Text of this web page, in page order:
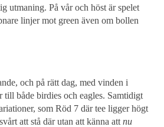
utmaning. På vår och höst är spelet
linjer mot green även om bollen
och på rätt dag, med vinden i
både birdies och eagles. Samtidigt
som Röd 7 där tee ligger högt
att stå där utan att känna att nu